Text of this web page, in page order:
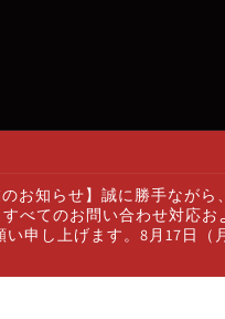
のお知らせ】誠に勝手なが
べてのお問い合わせ対応
い申し上げます。8月17日